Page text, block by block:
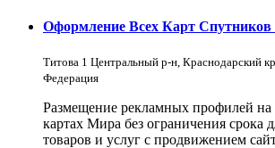
Оформление Всех Карт
Титова 1 Центральный р-н, Краснодарский
Федерация
Размещение рекламных профилей на
картах Мира без ограничения срока
товаров и услуг с продвижением